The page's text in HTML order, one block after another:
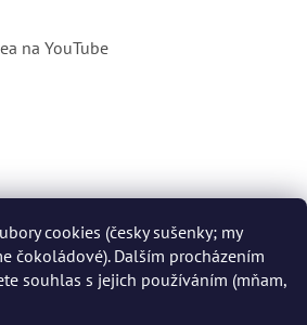
cookies (česky sušenky; my
čokoládové). Dalším procházením
souhlas s jejich používáním (mňam,
na YouTube